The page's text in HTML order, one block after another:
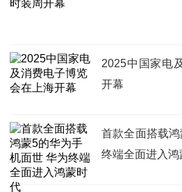
2025中国家电
开幕
首款全面搭载
终端全面进入鸿